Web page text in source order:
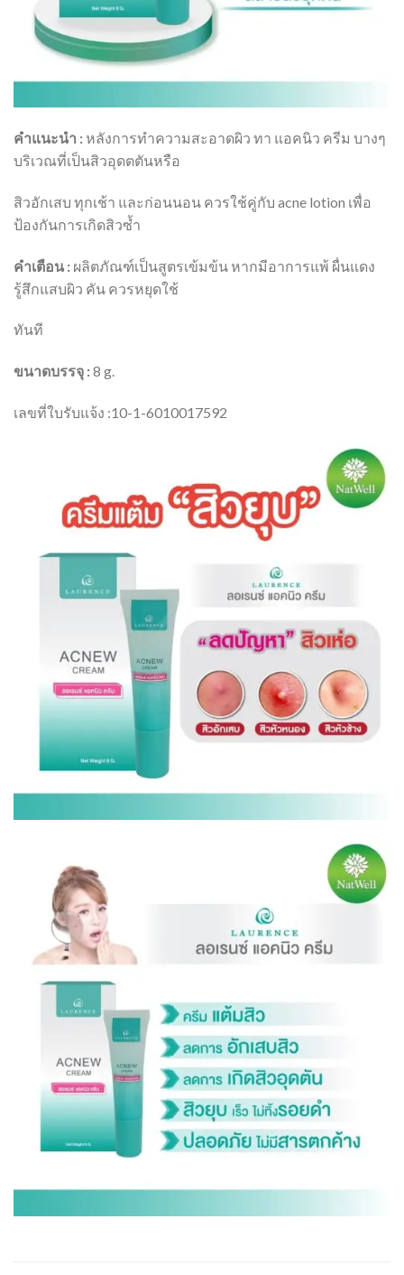
คำแนะนำ : หลังการทำความสะอาดผิว ทา แอคนิว ครีม บางๆ
บริเวณที่เป็นสิวอุดตตันหรือ
สิวอักเสบ ทุกเช้า และก่อนนอน ควรใช้คู่กับ acne lotion เพื่อ
ป้องกันการเกิดสิวซ้ำ
คำเตือน : ผลิตภัณฑ์เป็นสูตรเข้มข้น หากมีอาการแพ้ ผื่นแดง
รู้สึกแสบผิว คัน ควรหยุดใช้
ทันที
ขนาดบรรจุ :8 g.
เลขที่ใบรับแจ้ง :10-1-6010017592